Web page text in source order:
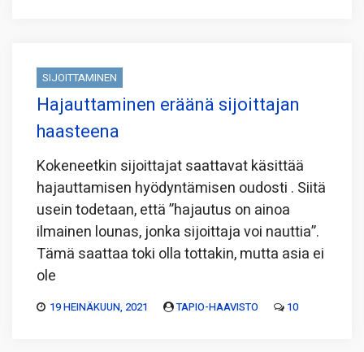
SIJOITTAMINEN
Hajauttaminen eräänä sijoittajan
haasteena
Kokeneetkin sijoittajat saattavat käsittää
hajauttamisen hyödyntämisen oudosti . Siitä
usein todetaan, että ”hajautus on ainoa
ilmainen lounas, jonka sijoittaja voi nauttia”.
Tämä saattaa toki olla tottakin, mutta asia ei
ole
19 HEINÄKUUN, 2021 TAPIO-HAAVISTO 10